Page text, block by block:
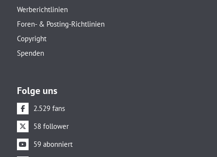
Werberichtlinien
Foren- & Posting-Richtlinien
Copyright
Spenden
Folge uns
2.529 fans
58 follower
59 abonniert